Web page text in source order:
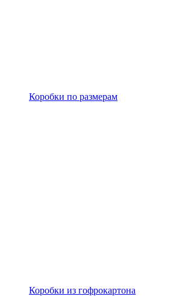
Коробки по размерам
Коробки из гофрокартона